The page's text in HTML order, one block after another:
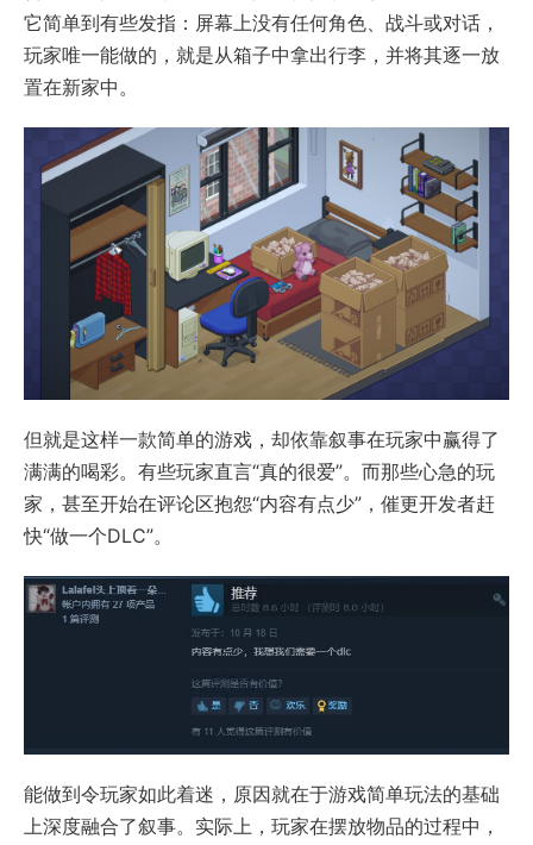
它简单到有些发指：屏幕上没有任何角色、战斗或对话，
玩家唯一能做的，就是从箱子中拿出行李，并将其逐一放
置在新家中。
但就是这样一款简单的游戏，却依靠叙事在玩家中赢得了
满满的喝彩。有些玩家直言“真的很爱”。而那些心急的玩
家，甚至开始在评论区抱怨“内容有点少”，催更开发者赶
快“做一个DLC”。
能做到令玩家如此着迷，原因就在于游戏简单玩法的基础
上深度融合了叙事。实际上，玩家在摆放物品的过程中，